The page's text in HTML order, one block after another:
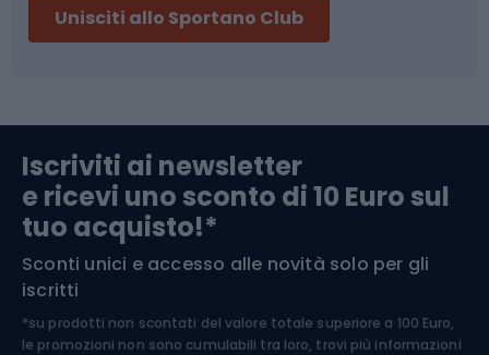
Abbigliamento da escursionismo
Componenti per biciclette
Arrampicata
Medicina dello sport
Abbigliamento ciclistico
Unisciti allo Sportano Club
Iscriviti ai newsletter
e ricevi uno sconto di 10 Euro sul
tuo acquisto!*
Sconti unici e accesso alle novità solo per gli
iscritti
*su prodotti non scontati del valore totale superiore a 100 Euro,
le promozioni non sono cumulabili tra loro, trovi più informazioni